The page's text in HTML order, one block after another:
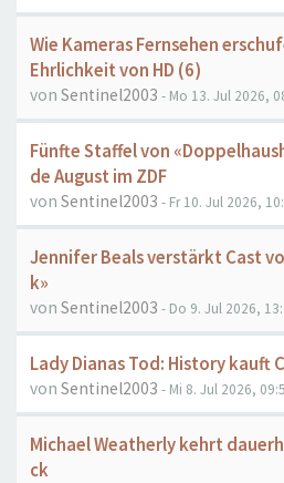
Wie Kameras Fernsehen
Ehrlichkeit von HD (6)
von Sentinel2003 - Mo 13. Jul 2026,
Fünfte Staffel von
de August im ZDF
von Sentinel2003 - Fr 10. Jul 2026,
Jennifer Beals verstärkt Cast
k»
von Sentinel2003 - Do 9. Jul 2026,
Lady Dianas Tod: History kauft
von Sentinel2003 - Mi 8. Jul 2026,
Michael Weatherly kehrt
ck